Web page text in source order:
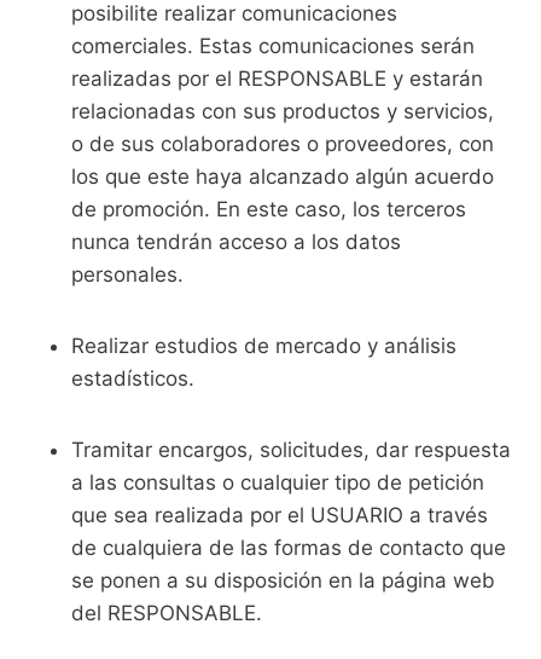
posibilite realizar comunicaciones
comerciales. Estas comunicaciones serán
realizadas por el RESPONSABLE y estarán
relacionadas con sus productos y servicios,
o de sus colaboradores o proveedores, con
los que este haya alcanzado algún acuerdo
de promoción. En este caso, los terceros
nunca tendrán acceso a los datos
personales.
Realizar estudios de mercado y análisis
estadísticos.
Tramitar encargos, solicitudes, dar respuesta
a las consultas o cualquier tipo de petición
que sea realizada por el USUARIO a través
de cualquiera de las formas de contacto que
se ponen a su disposición en la página web
del RESPONSABLE.